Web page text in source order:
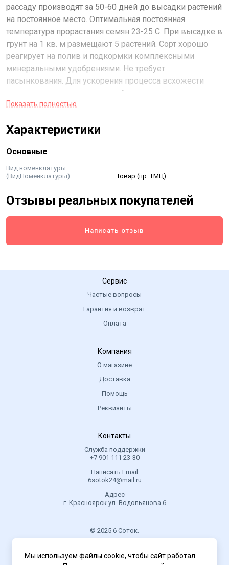
рассаду производят за 50-60 дней до высадки растений
на постоянное место. Оптимальная постоянная
температура прорастания семян 23-25 С. При высадке в
грунт на 1 кв. м размещают 5 растений. Сорт хорошо
реагирует на полив и подкормки комплексными
минеральными удобрениями. Не требует
пасынкования. Для ускорения процесса всхожести
семян, оздоровления растений, улучшения
завязываемости плодов рекомендуется использовать
развития растений.
Показать полностью
Характеристики
Основные
Вид номенклатуры
(ВидНоменклатуры)
Товар (пр. ТМЦ)
Отзывы реальных покупателей
Написать отзыв
Сервис
Частые вопросы
Гарантия и возврат
Оплата
Компания
О магазине
Доставка
Помощь
Реквизиты
Контакты
Служба поддержки
+7 901 111 23-30
Написать Email
6sotok24@mail.ru
Адрес
г. Красноярск ул. Водопьянова 6
© 2025 6 Соток.
.
Политика конфиденциальности
Мы используем файлы cookie, чтобы сайт работал